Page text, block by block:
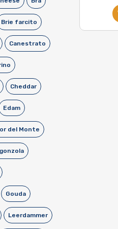
Brie farcito
Canestrato
Cheddar
Edam
del Monte
Gouda
Leerdammer